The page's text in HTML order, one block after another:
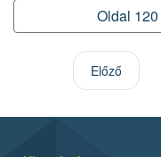
Oldal
Előző